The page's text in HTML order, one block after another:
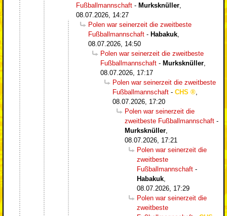
Fußballmannschaft - Murksknüller
08.07.2026, 14:27
Polen war seinerzeit die zweitbeste
Fußballmannschaft - Habakuk
08.07.2026, 14:50
Polen war seinerzeit die zweitbeste
Fußballmannschaft - Murksknüller
08.07.2026, 17:17
Polen war seinerzeit die zweitbeste
Fußballmannschaft - CHS
08.07.2026, 17:20
Polen war seinerzeit die
zweitbeste Fußballmannschaft -
Murksknüller
08.07.2026, 17:21
Polen war seinerzeit die
zweitbeste
Fußballmannschaft -
Habakuk
08.07.2026, 17:29
Polen war seinerzeit die
zweitbeste